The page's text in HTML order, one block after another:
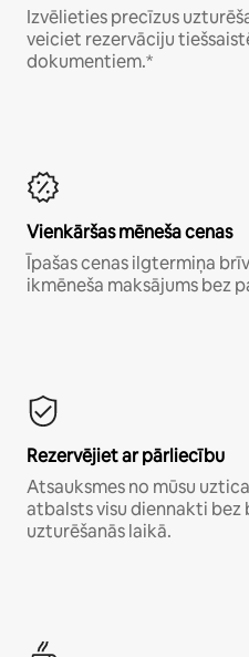
Izvēlieties precīzus
veiciet rezervāciju
dokumentiem.*
Vienkāršas mēneša cenas
Īpašas cenas ilgtermiņa
ikmēneša maksājums bez
Rezervējiet ar pārliecību
Atsauksmes no mūsu
atbalsts visu diennakti
uzturēšanās laikā.